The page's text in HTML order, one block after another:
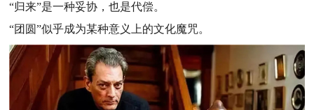
“归来”是一种妥协，也是代偿。
“团圆”似乎成为某种意义上的文化魔咒。